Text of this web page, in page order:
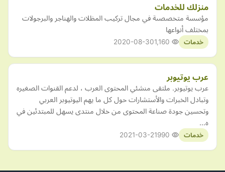
منزلك للخدمات
مؤسسة متخصصىة في مجال تركيب المظلات والهناجر والبرجولات
بمختلف أنواعها
خدمات 2020-08-30
عرب يوتيوبر
عرب يوتيوبر. ملتقى منشئي المحتوى العرب ، لدعم القنوات الصغيره
وتبادل الخبرات والأستشارات حول كل ما يهم اليوتيوبر العربي
وتحسين جودة صناعة المحتوى من خلال منتدى يسهل للمبتدئين في
ه…
خدمات 2021-03-21